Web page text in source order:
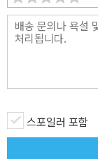
오늘의 현실을 돌아
연구되어야 할 고전
스포일러 포함